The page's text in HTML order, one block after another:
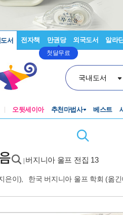
서 전자책 만권당
첫달무료
외국도서 알라
국내도서
오뒷세이아 추천마법사 베스트
버지니아 울프 전집 13
은이), 한국 버지니아 울프 학회 (옮긴